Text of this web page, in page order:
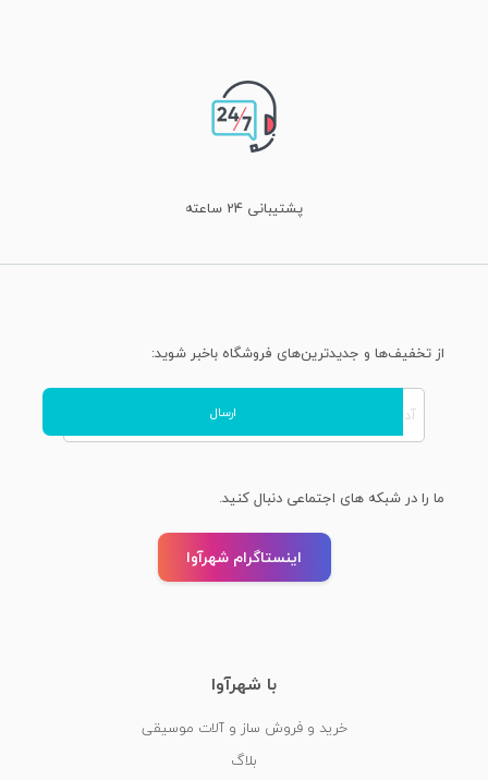
پشتیبانی 24 ساعته
از تخفیف‌ها و جدیدترین‌های فروشگاه باخبر شوید:
ما را در شبکه های اجتماعی دنبال کنید.
اینستاگرام شهرآوا
با شهرآوا
خرید و فروش ساز و آلات موسیقی
بلاگ